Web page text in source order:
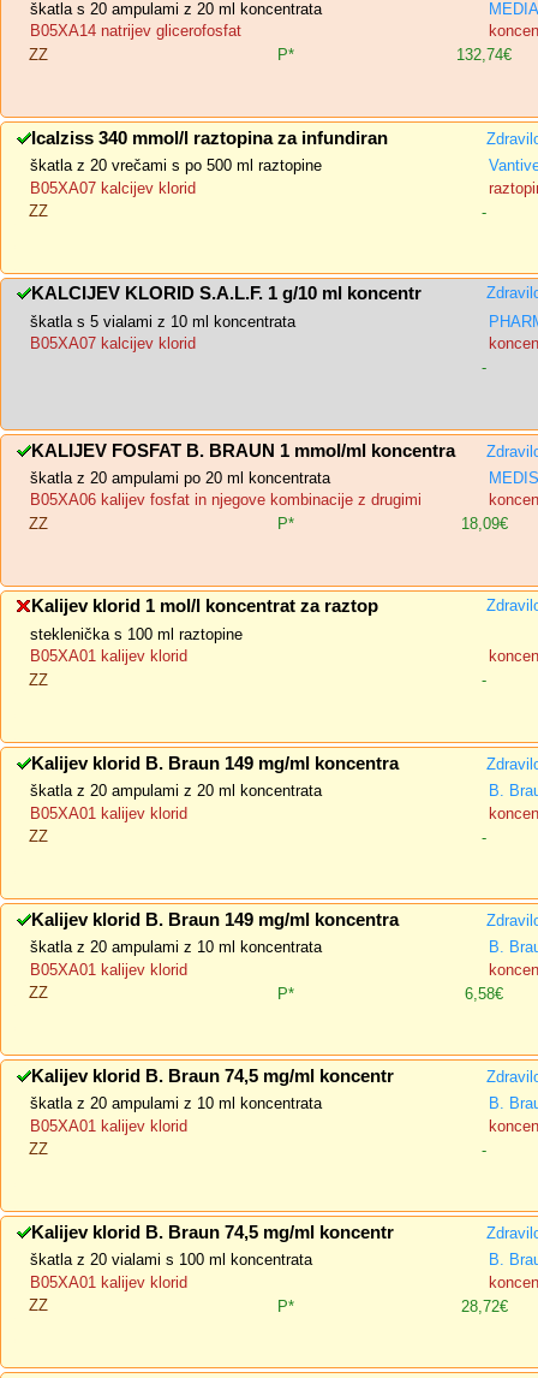
škatla s 20 ampulami z 20 ml koncentrata
B05XA14 natrijev glicerofosfat
ZZ
P* 132,74€
Icalziss 340 mmol/l raztopina za infundiran
škatla z 20 vrečami s po 500 ml raztopine
B05XA07 kalcijev klorid
ZZ
-
KALCIJEV KLORID S.A.L.F. 1 g/10 ml koncentr
škatla s 5 vialami z 10 ml koncentrata
B05XA07 kalcijev klorid
-
KALIJEV FOSFAT B. BRAUN 1 mmol/ml koncentra
škatla z 20 ampulami po 20 ml koncentrata
B05XA06 kalijev fosfat in njegove kombinacije z drugimi
ZZ
P* 18,09€
Kalijev klorid 1 mol/l koncentrat za raztop
steklenička s 100 ml raztopine
B05XA01 kalijev klorid
ZZ
-
Kalijev klorid B. Braun 149 mg/ml koncentra
škatla z 20 ampulami z 20 ml koncentrata
B.
B05XA01 kalijev klorid
ZZ
-
Kalijev klorid B. Braun 149 mg/ml koncentra
škatla z 20 ampulami z 10 ml koncentrata
B.
B05XA01 kalijev klorid
ZZ
P* 6,58€
Kalijev klorid B. Braun 74,5 mg/ml koncentr
škatla z 20 ampulami z 10 ml koncentrata
B.
B05XA01 kalijev klorid
ZZ
-
Kalijev klorid B. Braun 74,5 mg/ml koncentr
škatla z 20 vialami s 100 ml koncentrata
B.
B05XA01 kalijev klorid
ZZ
P* 28,72€